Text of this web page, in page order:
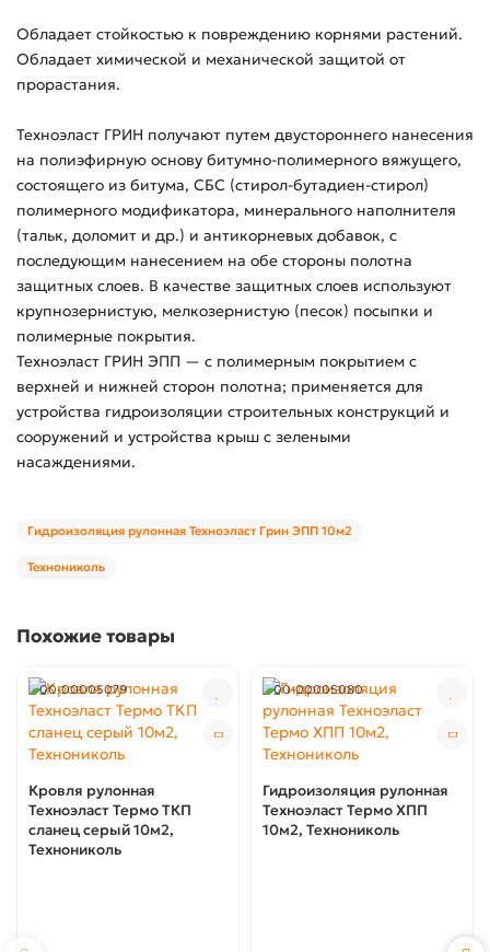
Обладает стойкостью к повреждению корнями растений.
Обладает химической и механической защитой от
прорастания.
Техноэласт ГРИН получают путем двустороннего нанесения
на полиэфирную основу битумно-полимерного вяжущего,
состоящего из битума, СБС (стирол-бутадиен-стирол)
полимерного модификатора, минерального наполнителя
(тальк, доломит и др.) и антикорневых добавок, с
последующим нанесением на обе стороны полотна
защитных слоев. В качестве защитных слоев используют
крупнозернистую, мелкозернистую (песок) посыпки и
полимерные покрытия.
Техноэласт ГРИН ЭПП — с полимерным покрытием с
верхней и нижней сторон полотна; применяется для
устройства гидроизоляции строительных конструкций и
сооружений и устройства крыш с зелеными
насаждениями.
Гидроизоляция рулонная Техноэласт Грин ЭПП 10м2
Технониколь
Похожие товары
00-00005079
Кровля рулонная
Техноэласт Термо ТКП
сланец серый 10м2,
Технониколь
00-00005080
Гидроизоляция рулонная
Техноэласт Термо ХПП
10м2, Технониколь